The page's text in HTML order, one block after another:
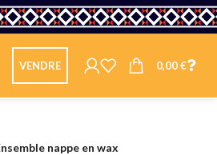
VENDRE 0,00€
nappe en wax